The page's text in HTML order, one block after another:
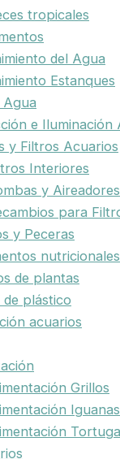
tropicales
del Agua
Estanques
Agua
e Iluminación
y Filtros Acuarios
Interiores
y Aireadores
para
y Peceras
nutricionales
de plantas
de plástico
acuarios
Grillos
Iguanas